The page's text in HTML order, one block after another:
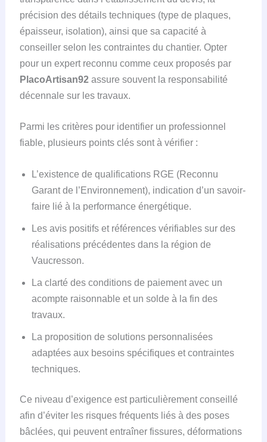
précision des détails techniques (type de plaques,
épaisseur, isolation), ainsi que sa capacité à
conseiller selon les contraintes du chantier. Opter
pour un expert reconnu comme ceux proposés par
PlacoArtisan92assure souvent la responsabilité
décennale sur les travaux.
Parmi les critères pour identifier un professionnel
fiable, plusieurs points clés sont à vérifier :
L’existence de qualifications RGE (Reconnu
Garant de l’Environnement), indication d’un savoir-
faire lié à la performance énergétique.
Les avis positifs et références vérifiables sur des
réalisations précédentes dans la région de
Vaucresson.
La clarté des conditions de paiement avec un
acompte raisonnable et un solde à la fin des
travaux.
La proposition de solutions personnalisées
adaptées aux besoins spécifiques et contraintes
techniques.
Ce niveau d’exigence est particulièrement conseillé
afin d’éviter les risques fréquents liés à des poses
bâclées, qui peuvent entraîner fissures, déformations